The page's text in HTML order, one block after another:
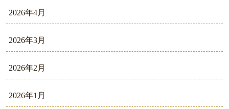
2026年4月
2026年3月
2026年2月
2026年1月